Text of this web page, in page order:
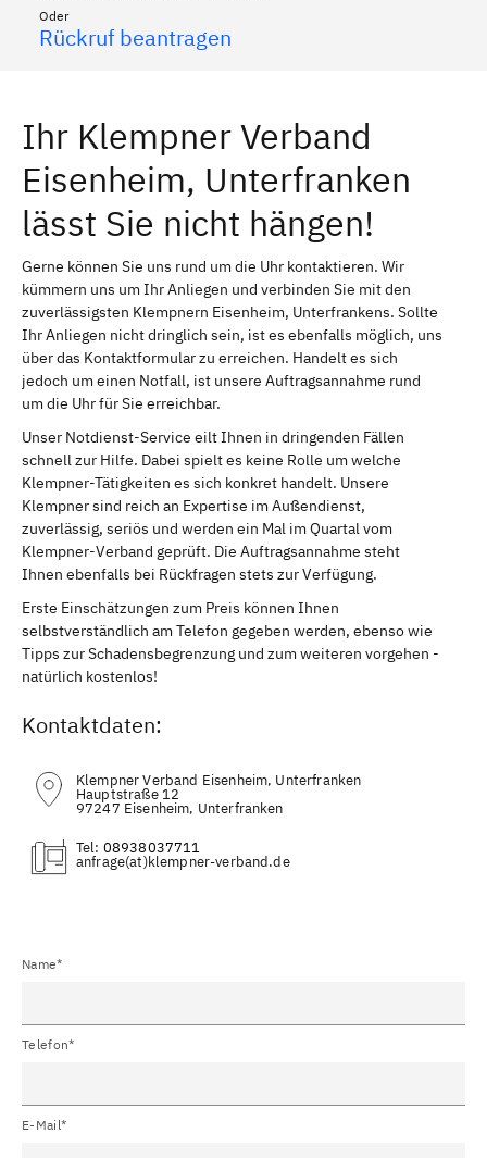
Oder
Rückruf beantragen
Ihr Klempner Verband
Eisenheim, Unterfranken
lässt Sie nicht hängen!
Gerne können Sie uns rund um die Uhr kontaktieren. Wir
kümmern uns um Ihr Anliegen und verbinden Sie mit den
zuverlässigsten Klempnern Eisenheim, Unterfrankens. Sollte
Ihr Anliegen nicht dringlich sein, ist es ebenfalls möglich, uns
über das Kontaktformular zu erreichen. Handelt es sich
jedoch um einen Notfall, ist unsere Auftragsannahme rund
um die Uhr für Sie erreichbar.
Unser Notdienst-Service eilt Ihnen in dringenden Fällen
schnell zur Hilfe. Dabei spielt es keine Rolle um welche
Klempner-Tätigkeiten es sich konkret handelt. Unsere
Klempner sind reich an Expertise im Außendienst,
zuverlässig, seriös und werden ein Mal im Quartal vom
Klempner-Verband geprüft. Die Auftragsannahme steht
Ihnen ebenfalls bei Rückfragen stets zur Verfügung.
Erste Einschätzungen zum Preis können Ihnen
selbstverständlich am Telefon gegeben werden, ebenso wie
Tipps zur Schadensbegrenzung und zum weiteren vorgehen -
natürlich kostenlos!
Kontaktdaten:
Klempner Verband Eisenheim, Unterfranken
Hauptstraße 12
97247 Eisenheim, Unterfranken
Tel: 08938037711
(at)
Name*
Telefon*
E-Mail*